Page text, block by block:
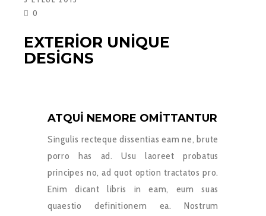
0
EXTERIOR UNIQUE
DESIGNS
ATQUI NEMORE OMITTANTUR
Singulis recteque dissentias eam ne, brute
porro has ad. Usu laoreet probatus
principes no, ad quot option tractatos pro.
Enim dicant libris in eam, eum suas
quaestio definitionem ea. Nostrum